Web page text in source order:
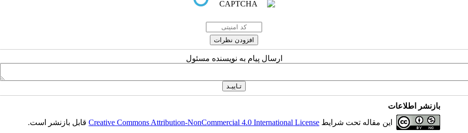
ارسال پیام به نویسنده مسئول
بازنشر اطلاعات
این مقاله تحت شرایط Creative Commons Attribution-NonCommercial 4.0 International Licenseقابل بازنشر است.